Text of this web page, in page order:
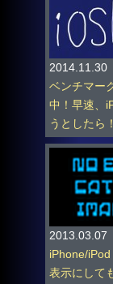
2014.11.30
ベンチマー
中！早速、
うとしたら
2013.03.07
iPhone/
表示にして